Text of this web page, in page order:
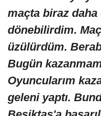
maçta biraz
dönebilirdim.
üzülürdüm.
Bugün
Oyuncularım
geleni yaptı.